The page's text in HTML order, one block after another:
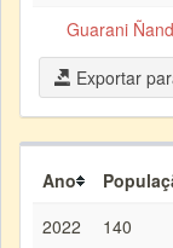
Guarani
Exportar
Ano
2022
140